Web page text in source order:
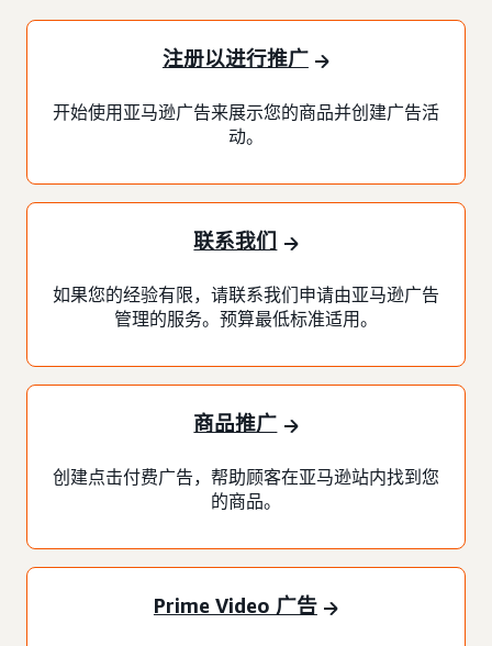
注册以进行推广
开始使用亚马逊广告来展示您的商品并创建广告活
动。
联系我们
如果您的经验有限，请联系我们申请由亚马逊广告
管理的服务。预算最低标准适用。
商品推广
创建点击付费广告，帮助顾客在亚马逊站内找到您
的商品。
Prime Video 广告